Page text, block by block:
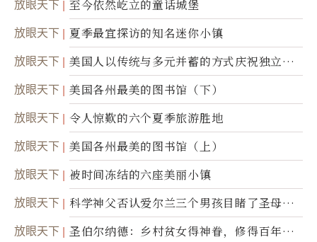
放眼天下 至今依然屹立的童话城堡
放眼天下 夏季最宜探访的知名迷你小镇
放眼天下
美国人以传统与多元并蓄的方式庆祝独立日2
50周年
放眼天下 美国各州最美的图书馆（下）
放眼天下 令人惊歎的六个夏季旅游胜地
放眼天下 美国各州最美的图书馆（上）
放眼天下 被时间冻结的六座美丽小镇
放眼天下
科学神父否认爱尔兰三个男孩目睹了圣母显
灵
放眼天下
圣伯尔纳德：乡村贫女得神眷，修得百年不